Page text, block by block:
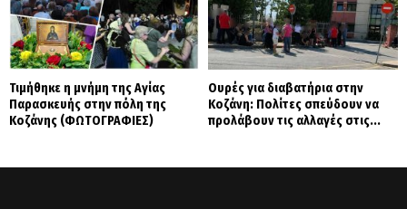
Τιμήθηκε η μνήμη της Αγίας
Παρασκευής στην πόλη της
Κοζάνης (ΦΩΤΟΓΡΑΦΙΕΣ)
Ουρές για διαβατήρια στην
Κοζάνη: Πολίτες σπεύδουν να
προλάβουν τις αλλαγές στις...